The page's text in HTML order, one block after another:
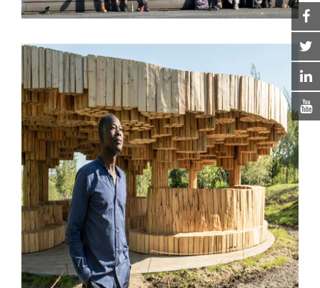
EL FUTURO DE LA
ARQUITECTURA VERDE ESTÁ EN
ÁFRICA OCCIDENTAL. POR
KRISTONCAPPS.